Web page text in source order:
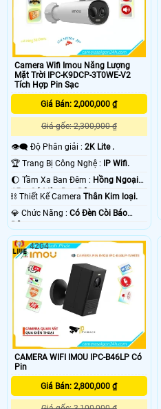
Camera Wifi Imou Năng Lượng
Mặt Trời IPC-K9DCP-3T0WE-V2
Tích Hợp Pin Sạc
Giá Bán: 2,000,000 ₫
Giá gốc: 2,300,000 ₫
👁️‍🗨 Độ Phân giải : 2K Lite .
🏆 Trang Bị Công Nghệ : IP Wifi.
🌔 Tầm Xa Ban Đêm : Hồng Ngoại
15m Có Màu Ban Ðêm.
⛓ Thiết Kế Camera Thân Kim loại.
️💎 Chức Năng : Có Ðèn Còi Báo
Động.
CAMERA WIFI IMOU IPC-B46LP Có
Pin
Giá Bán: 2,800,000 ₫
4204